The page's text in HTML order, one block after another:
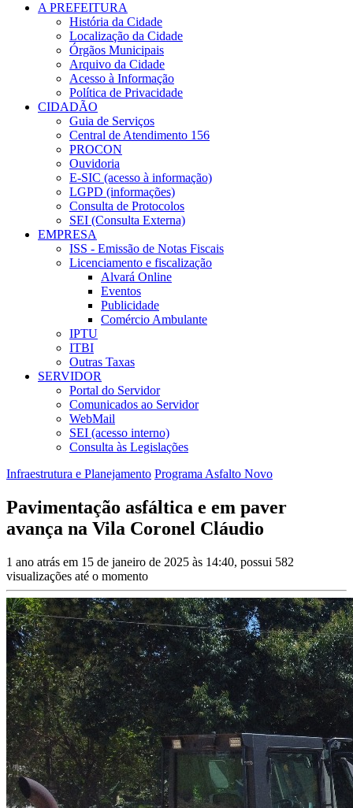
A PREFEITURA
História da Cidade
Localização da Cidade
Órgãos Municipais
Arquivo da Cidade
Acesso à Informação
Política de Privacidade
CIDADÃO
Guia de Serviços
Central de Atendimento 156
PROCON
Ouvidoria
E-SIC (acesso à informação)
LGPD (informações)
Consulta de Protocolos
SEI (Consulta Externa)
EMPRESA
ISS - Emissão de Notas Fiscais
Licenciamento e fiscalização
Alvará Online
Eventos
Publicidade
Comércio Ambulante
IPTU
ITBI
Outras Taxas
SERVIDOR
Portal do Servidor
Comunicados ao Servidor
WebMail
SEI (acesso interno)
Consulta às Legislações
Infraestrutura e Planejamento Programa Asfalto Novo
Pavimentação asfáltica e em paver
avança na Vila Coronel Cláudio
1 ano atrás em 15 de janeiro de 2025 às 14:40, possui 582
visualizações até o momento